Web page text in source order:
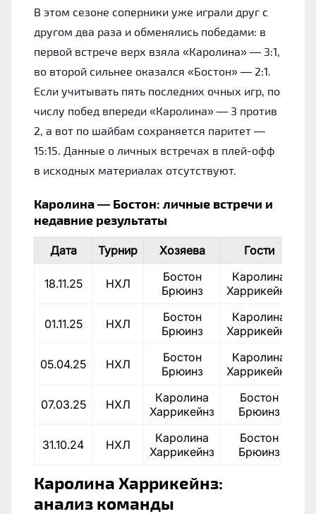
В этом сезоне соперники уже играли друг с
другом два раза и обменялись победами: в
первой встрече верх взяла «Каролина» — 3:1,
во второй сильнее оказался «Бостон» — 2:1.
Если учитывать пять последних очных игр, по
числу побед впереди «Каролина» — 3 против
2, а вот по шайбам сохраняется паритет —
15:15. Данные о личных встречах в плей-офф
в исходных материалах отсутствуют.
Каролина — Бостон: личные встречи и
недавние результаты
Дата Турнир Хозяева Гости
18.11.25 НХЛ
Бостон
Брюинз
Каролина
Харрикейнз
01.11.25 НХЛ
Бостон
Брюинз
Каролина
Харрикейнз
05.04.25 НХЛ
Бостон
Брюинз
Каролина
Харрикейнз
07.03.25 НХЛ
Каролина
Харрикейнз
Бостон
Брюинз
31.10.24 НХЛ
Каролина
Харрикейнз
Бостон
Брюинз
Каролина Харрикейнз:
анализ команды